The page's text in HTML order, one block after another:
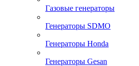
Газовые генераторы
Генераторы SDMO
Генераторы Honda
Генераторы Gesan